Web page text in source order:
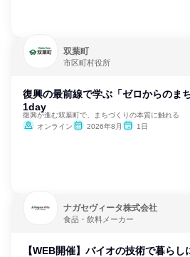
双葉町
市区町村役所
復興の最前線で学ぶ「ゼロからのま
1day
復興が進む双葉町で、まちづくりの本質に触れる
オンライン
2026年8月 1日
ナガセヴィータ株式会社
食品・飲料メーカー
【WEB開催】バイオの技術で暮らし